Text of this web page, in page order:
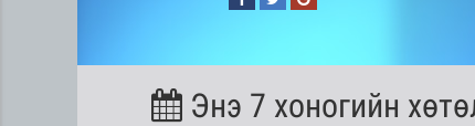
Энэ 7 хоногийн